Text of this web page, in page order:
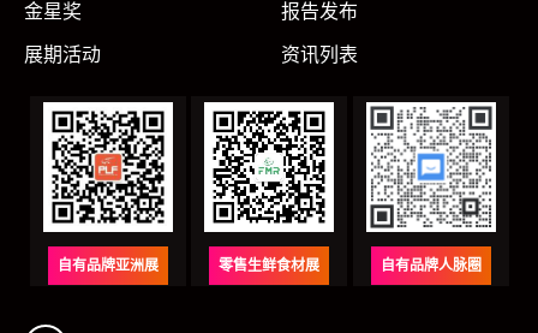
金星奖
展期活动
报告发布
资讯列表
自有品牌亚洲展 零售生鲜食材展 自有品牌人脉圈